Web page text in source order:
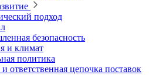
подход
безопасность
и климат
политика
ответственная цепочка поставок